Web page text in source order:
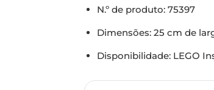
LEGO Star Wars Sail Barge de Jabba
N.º de produto: 75397
Dimensões: 25 cm de
Disponibilidade: LEGO